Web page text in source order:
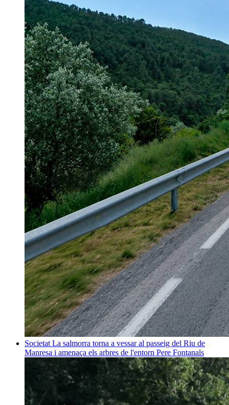
Societat La salmorra torna a vessar al passeig del Riu de
Manresa i amenaça els arbres de l'entorn Pere Fontanals